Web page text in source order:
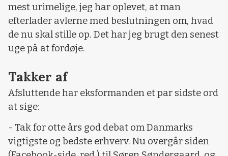
mest urimelige, jeg har oplevet, at man
efterlader avlerne med beslutningen om, hvad
de nu skal stille op. Det har jeg brugt den senest
uge på at fordøje.
Takker af
Afsluttende har eksformanden et par sidste ord
at sige:
- Tak for otte års god debat om Danmarks
vigtigste og bedste erhverv. Nu overgår siden